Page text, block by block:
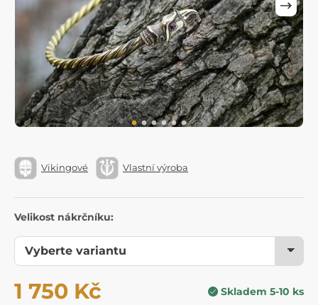
Vikingové Vlastní výroba
Velikost nákrčníku:
1 750 Kč Skladem 5-10 ks